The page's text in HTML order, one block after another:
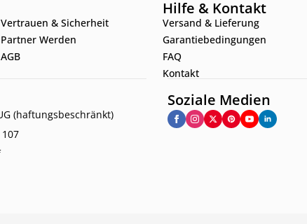
Vertrauen & Sicherheit
Partner Werden
AGB
Hilfe & Kontakt
Versand & Lieferung
Garantiebedingungen
FAQ
Kontakt
(haftungsbeschränkt)
Soziale Medien